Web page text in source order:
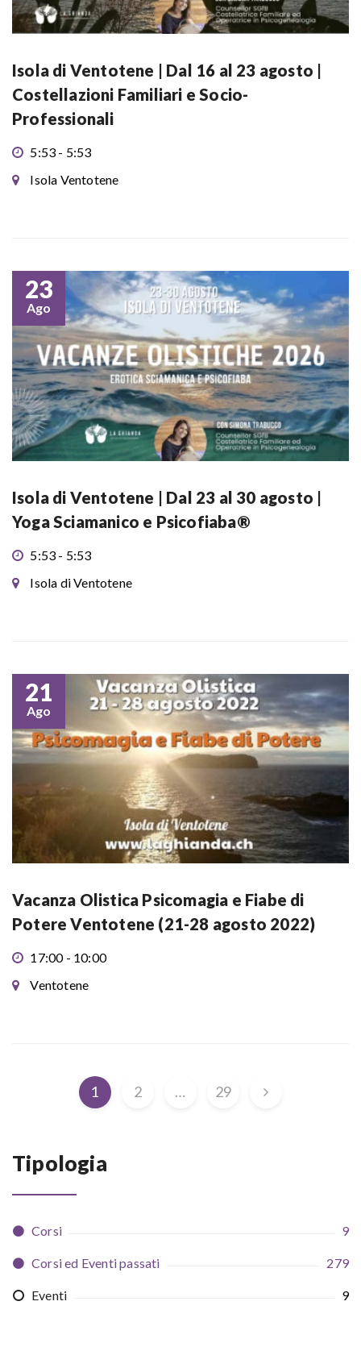
Isola di Ventotene | Dal 16 al 23 agosto |
Costellazioni Familiari e Socio-
Professionali
5:53 - 5:53
Isola Ventotene
23
Ago
Isola di Ventotene | Dal 23 al 30 agosto |
Yoga Sciamanico e Psicofiaba®
5:53 - 5:53
Isola di Ventotene
21
Ago
Vacanza Olistica Psicomagia e Fiabe di
Potere Ventotene (21-28 agosto 2022)
17:00 - 10:00
Ventotene
1 2 … 29
Tipologia
Corsi 9
Corsi ed Eventi passati 279
Eventi 9